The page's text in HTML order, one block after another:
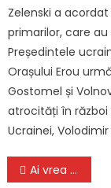
Zelenski a
primarilor, care
Președintele
Orașului Erou
Gostomel și
atrocități în război
Ucrainei,
Navigare
Ai vrea să fii, pentru un an, consilierul Președintelui României, Nicușor Dan?